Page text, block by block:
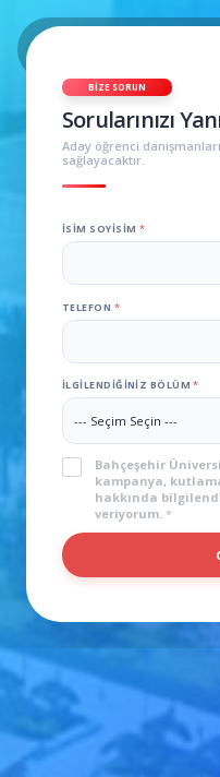
BIZE SORUN
Sorularınızı
Aday öğrenci
sağlayacaktır.
İSIM SOYISIM *
TELEFON *
İLGILENDIĞINIZ BÖLÜM*
KVKK*
Bahçeşehir
kampanya,
hakkında
veriyorum. *
K
V